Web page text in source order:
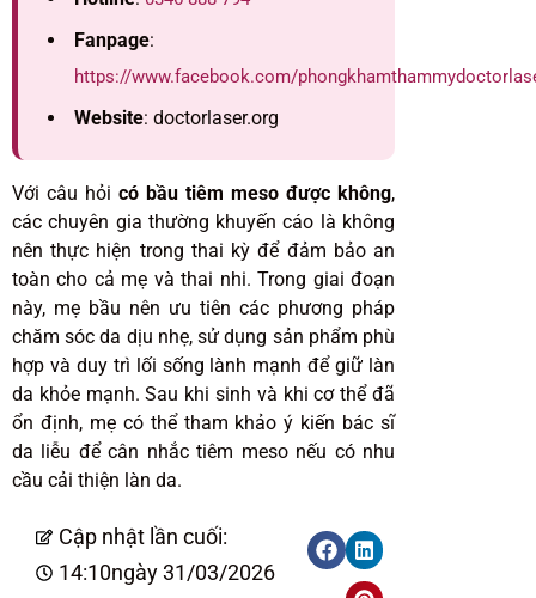
Fanpage:
https://www.facebook.com/
Website: doctorlaser.org
Với câu hỏi có bầu tiêm meso được không,
các chuyên gia thường khuyến cáo là không
nên thực hiện trong thai kỳ để đảm bảo an
toàn cho cả mẹ và thai nhi. Trong giai đoạn
này, mẹ bầu nên ưu tiên các phương pháp
chăm sóc da dịu nhẹ, sử dụng sản phẩm phù
hợp và duy trì lối sống lành mạnh để giữ làn
da khỏe mạnh. Sau khi sinh và khi cơ thể đã
ổn định, mẹ có thể tham khảo ý kiến bác sĩ
da liễu để cân nhắc tiêm meso nếu có nhu
cầu cải thiện làn da.
Cập nhật lần cuối:
14:10ngày 31/03/2026